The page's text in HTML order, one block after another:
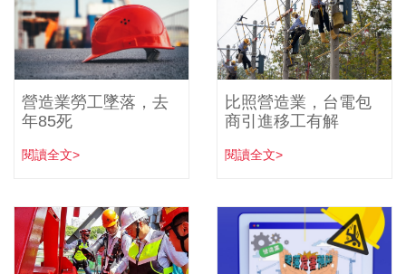
營造業勞工墜落，去
年85死
閱讀全文>
比照營造業，台電包
商引進移工有解
閱讀全文>